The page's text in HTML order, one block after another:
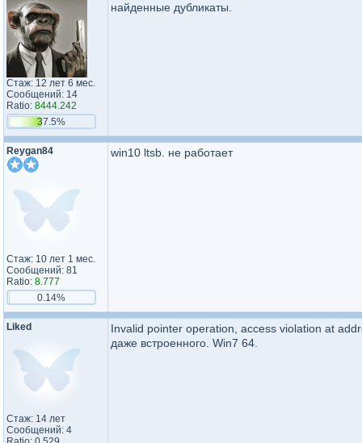
Стаж: 12 лет 6 мес.
Сообщений: 14
Ratio: 8444.242
37.5%
найденные дубликаты.
Reygan84
Стаж: 10 лет 1 мес.
Сообщений: 81
Ratio: 8.777
0.14%
win10 ltsb. не работает
Liked
Стаж: 14 лет
Сообщений: 4
Invalid pointer operation, access violation at
даже встроенного. Win7 64.